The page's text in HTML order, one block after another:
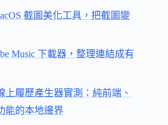
截圖美化工具，把截圖變
Music 下載器，整理連結成有
上履歷產生器實測：純前端、
能的本地邊界